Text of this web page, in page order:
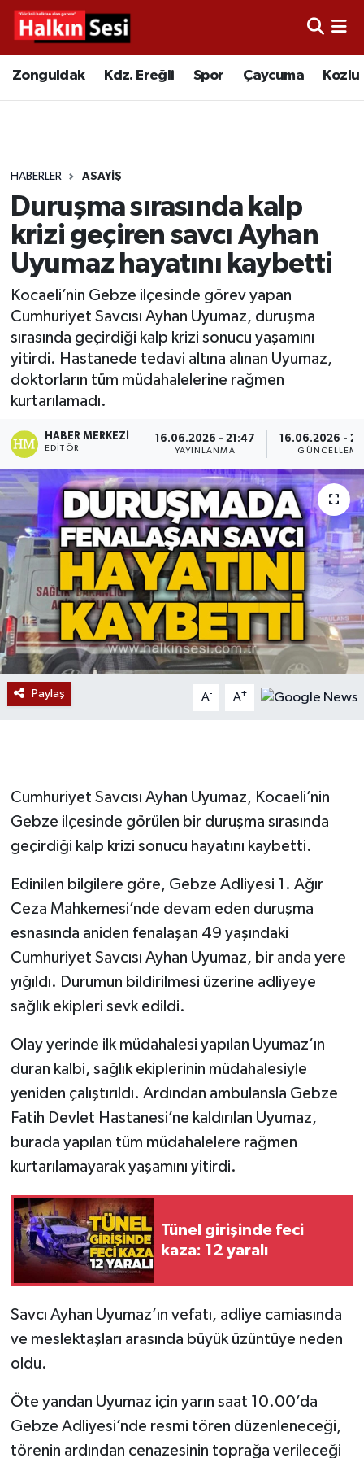
Zonguldak Kdz. Ereğli Spor Çaycuma Kozlu
HABERLER ASAYIŞ
Duruşma sırasında kalp
krizi geçiren savcı Ayhan
Uyumaz hayatını kaybetti
Kocaeli’nin Gebze ilçesinde görev yapan
Cumhuriyet Savcısı Ayhan Uyumaz, duruşma
sırasında geçirdiği kalp krizi sonucu yaşamını
yitirdi. Hastanede tedavi altına alınan Uyumaz,
doktorların tüm müdahalelerine rağmen
kurtarılamadı.
HABER MERKEZI
EDITÖR
16.06.2026 - 21:47
YAYINLANMA
16.06.2026 -
GÜNCELLEME
Paylaş A- A+
Cumhuriyet Savcısı Ayhan Uyumaz, Kocaeli’nin
Gebze ilçesinde görülen bir duruşma sırasında
geçirdiği kalp krizi sonucu hayatını kaybetti.
Edinilen bilgilere göre, Gebze Adliyesi 1. Ağır
Ceza Mahkemesi’nde devam eden duruşma
esnasında aniden fenalaşan 49 yaşındaki
Cumhuriyet Savcısı Ayhan Uyumaz, bir anda yere
yığıldı. Durumun bildirilmesi üzerine adliyeye
sağlık ekipleri sevk edildi.
Olay yerinde ilk müdahalesi yapılan Uyumaz’ın
duran kalbi, sağlık ekiplerinin müdahalesiyle
yeniden çalıştırıldı. Ardından ambulansla Gebze
Fatih Devlet Hastanesi’ne kaldırılan Uyumaz,
burada yapılan tüm müdahalelere rağmen
kurtarılamayarak yaşamını yitirdi.
Tünel girişinde feci
kaza: 12 yaralı
Savcı Ayhan Uyumaz’ın vefatı, adliye camiasında
ve meslektaşları arasında büyük üzüntüye neden
oldu.
Öte yandan Uyumaz için yarın saat 10.00’da
Gebze Adliyesi’nde resmi tören düzenleneceği,
törenin ardından cenazesinin toprağa verileceği
Video
Çaycuma
Alaplı
Asayiş
Bartın
Karabük
Devrek
Bolu
ÇEVRE
BİLİM VE TEKNOLOJİ
DUNYA
Düzce
Eğitim
Ekonomi
GÜNDEM
İş ilanı
Kilimli
Kültür - Sanat
MAGAZİN
Politika
Resmi İlan
Röportaj
Sağlık
Spor
Ulusal
Yaşam
Merkez Hava Durumu
Süper Lig Puan Durumu ve Fikstür
Tüm Manşetler
Son Dakika Haberleri
Haber Arşivi